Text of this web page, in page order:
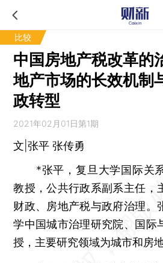
比较
中国房地产税改革的
地产市场的长效机制
政转型
2021年02月01日第1期
文|张平 张传勇
*张平，复旦大学国际关系
教授，公共行政系副系主任，
财政、房地产税与政府治理。
学中国城市治理研究院、国际
授，主要研究领域为城市和房